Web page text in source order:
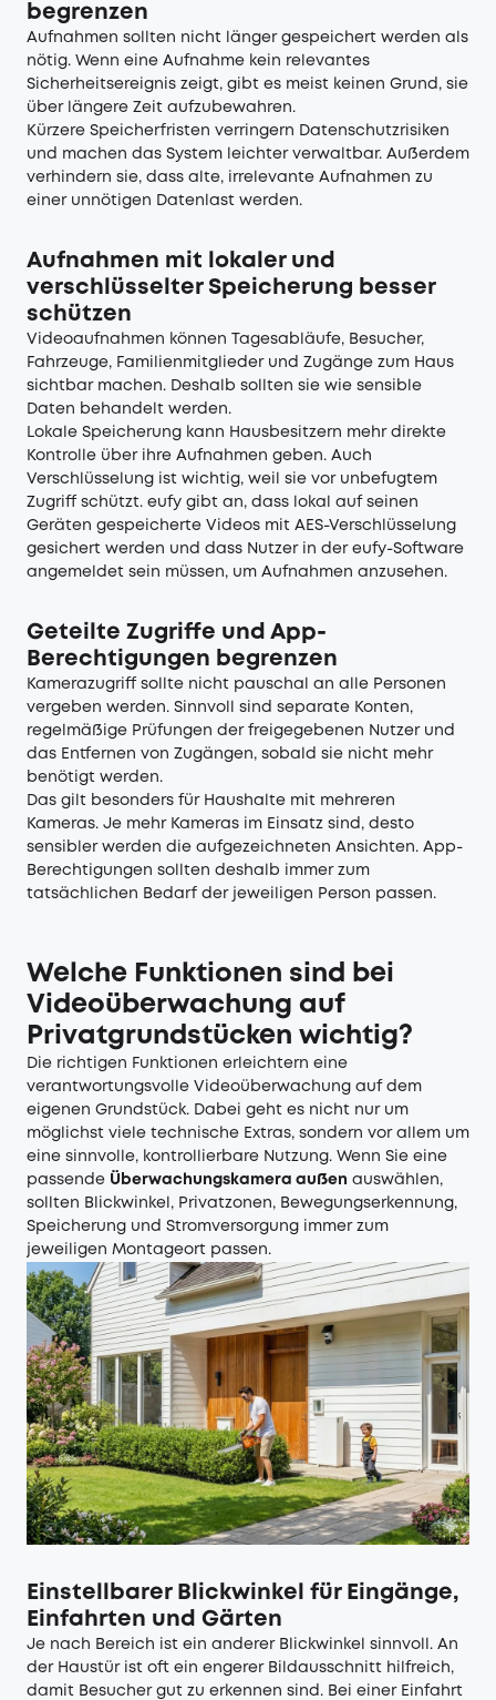
begrenzen
Aufnahmen sollten nicht länger gespeichert werden als
nötig. Wenn eine Aufnahme kein relevantes
Sicherheitsereignis zeigt, gibt es meist keinen Grund, sie
über längere Zeit aufzubewahren.
Kürzere Speicherfristen verringern Datenschutzrisiken
und machen das System leichter verwaltbar. Außerdem
verhindern sie, dass alte, irrelevante Aufnahmen zu
einer unnötigen Datenlast werden.
Aufnahmen mit lokaler und
verschlüsselter Speicherung besser
schützen
Videoaufnahmen können Tagesabläufe, Besucher,
Fahrzeuge, Familienmitglieder und Zugänge zum Haus
sichtbar machen. Deshalb sollten sie wie sensible
Daten behandelt werden.
Lokale Speicherung kann Hausbesitzern mehr direkte
Kontrolle über ihre Aufnahmen geben. Auch
Verschlüsselung ist wichtig, weil sie vor unbefugtem
Zugriff schützt. eufy gibt an, dass lokal auf seinen
Geräten gespeicherte Videos mit AES-Verschlüsselung
gesichert werden und dass Nutzer in der eufy-Software
angemeldet sein müssen, um Aufnahmen anzusehen.
Geteilte Zugriffe und App-
Berechtigungen begrenzen
Kamerazugriff sollte nicht pauschal an alle Personen
vergeben werden. Sinnvoll sind separate Konten,
regelmäßige Prüfungen der freigegebenen Nutzer und
das Entfernen von Zugängen, sobald sie nicht mehr
benötigt werden.
Das gilt besonders für Haushalte mit mehreren
Kameras. Je mehr Kameras im Einsatz sind, desto
sensibler werden die aufgezeichneten Ansichten. App-
Berechtigungen sollten deshalb immer zum
tatsächlichen Bedarf der jeweiligen Person passen.
Welche Funktionen sind bei
Videoüberwachung auf
Privatgrundstücken wichtig?
Die richtigen Funktionen erleichtern eine
verantwortungsvolle Videoüberwachung auf dem
eigenen Grundstück. Dabei geht es nicht nur um
möglichst viele technische Extras, sondern vor allem um
eine sinnvolle, kontrollierbare Nutzung. Wenn Sie eine
passende Überwachungskamera außen auswählen,
sollten Blickwinkel, Privatzonen, Bewegungserkennung,
Speicherung und Stromversorgung immer zum
jeweiligen Montageort passen.
Einstellbarer Blickwinkel für Eingänge,
Einfahrten und Gärten
Je nach Bereich ist ein anderer Blickwinkel sinnvoll. An
der Haustür ist oft ein engerer Bildausschnitt hilfreich,
damit Besucher gut zu erkennen sind. Bei einer Einfahrt